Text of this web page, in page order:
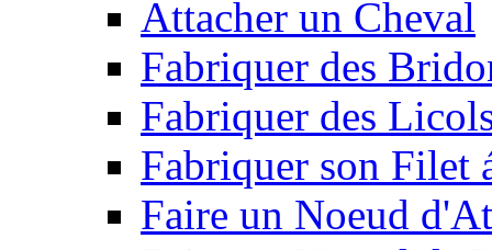
Attacher un Cheval
Fabriquer des
Fabriquer des
Fabriquer son Filet
Faire un Noeud